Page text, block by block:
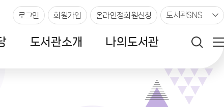
로그인 회원가입 온라인정회원신청 도서관SNS
도서관소개 나의도서관